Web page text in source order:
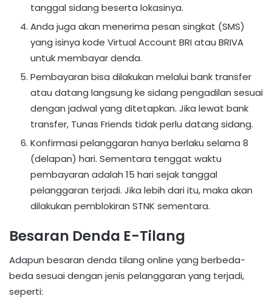
tanggal sidang beserta lokasinya.
Anda juga akan menerima pesan singkat (SMS)
yang isinya kode Virtual Account BRI atau BRIVA
untuk membayar denda.
Pembayaran bisa dilakukan melalui bank transfer
atau datang langsung ke sidang pengadilan sesuai
dengan jadwal yang ditetapkan. Jika lewat bank
transfer, Tunas Friends tidak perlu datang sidang.
Konfirmasi pelanggaran hanya berlaku selama 8
(delapan) hari. Sementara tenggat waktu
pembayaran adalah 15 hari sejak tanggal
pelanggaran terjadi. Jika lebih dari itu, maka akan
dilakukan pemblokiran STNK sementara.
Besaran Denda E-Tilang
Adapun besaran denda tilang online yang berbeda-
beda sesuai dengan jenis pelanggaran yang terjadi,
seperti: